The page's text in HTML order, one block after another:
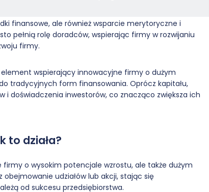
finansowe, ale również wsparcie merytoryczne i
pełnią rolę doradców, wspierając firmy w rozwijaniu
firmy.
wspierający innowacyjne firmy o dużym
tradycyjnych form finansowania. Oprócz kapitału,
i doświadczenia inwestorów, co znacząco zwiększa ich
to działa?
o wysokim potencjale wzrostu, ale także dużym
udziałów lub akcji, stając się
od sukcesu przedsiębiorstwa.